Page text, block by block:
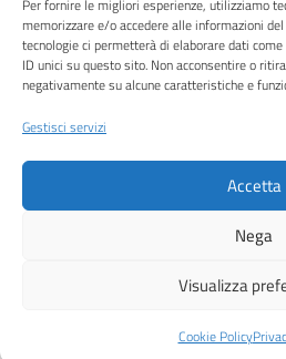
Per fornire le migliori esperienze, utilizziamo
memorizzare e/o accedere alle informazioni
tecnologie ci permetterà di elaborare dati
ID unici su questo sito. Non acconsentire o
negativamente su alcune caratteristiche e
Gestisci servizi
Accetta
Nega
Visualizza
Cookie Policy
Attuazione Misure PNRR
Piano di miglioramento